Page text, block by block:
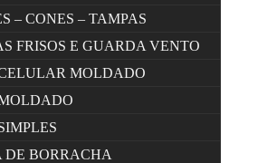
– CONES – TAMPAS
FRISOS E GUARDA VENTO
MOLDADO
DE BORRACHA